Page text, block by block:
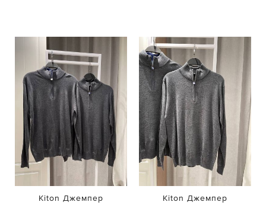
Kiton Джемпер Kiton Джемпер